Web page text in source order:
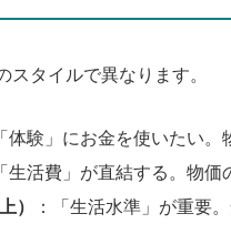
タイルで異なります。
体験」にお金を使いたい
生活費」が直結する。物
）
：「生活水準」が重要